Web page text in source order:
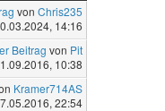
von Chris235
14:16
Beitrag von Pit
10:38
Kramer714AS
22:54